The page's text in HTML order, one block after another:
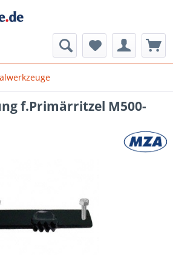
f.Primärritzel M500-